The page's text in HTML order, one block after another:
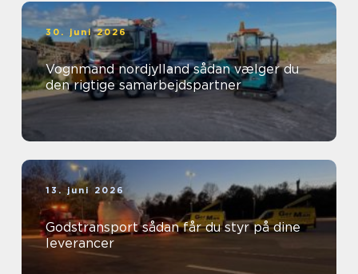
30. juni 2026
Vognmand nordjylland sådan vælger du
den rigtige samarbejdspartner
13. juni 2026
Godstransport sådan får du styr på dine
leverancer